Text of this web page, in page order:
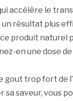
accélère le
résultat plus
produit naturel
en une dose de
gout trop fort de
sa saveur, vous